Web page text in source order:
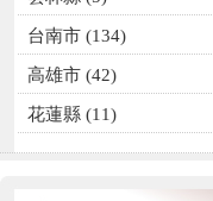
台南市 (134)
高雄市 (42)
花蓮縣 (11)